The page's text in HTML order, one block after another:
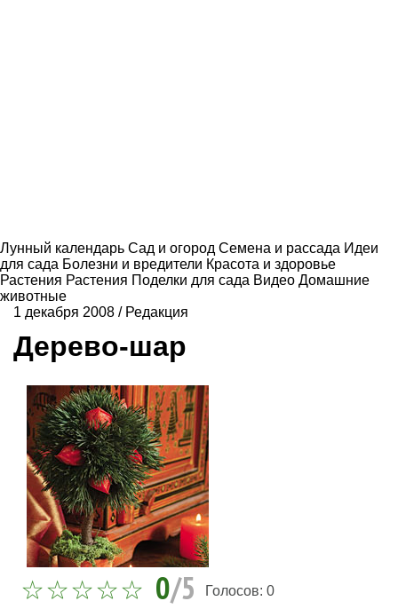
Лунный календарь Сад и огород Семена и рассада Идеи
для сада Болезни и вредители Красота и здоровье
Растения Растения Поделки для сада Видео Домашние
животные
1 декабря 2008 / Редакция
Дерево-шар
0/5 Голосов: 0